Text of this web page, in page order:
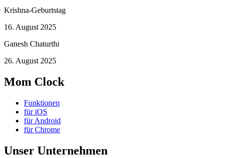
Krishna-Geburtstag
16. August 2025
Ganesh Chaturthi
26. August 2025
Mom Clock
Funktionen
für iOS
für Android
für Chrome
Unser Unternehmen